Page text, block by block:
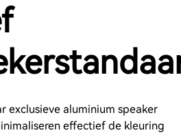
exclusieve aluminium speaker
effectief de kleuring